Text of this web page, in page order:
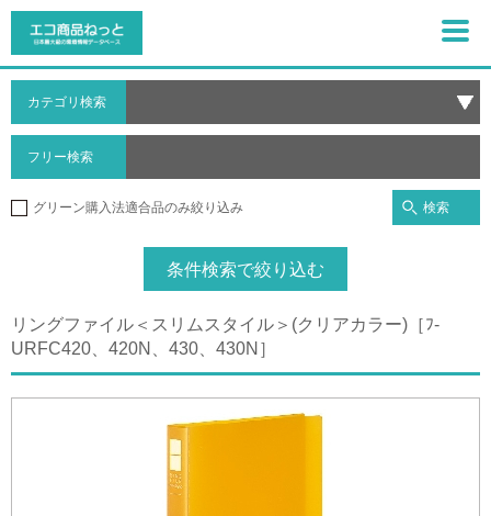
カテゴリ検索
フリー検索
グリーン購入法適合品のみ絞り込み 検索
条件検索で絞り込む
リングファイル＜スリムスタイル＞(クリアカラー)［ﾌ-
URFC420、420N、430、430N］